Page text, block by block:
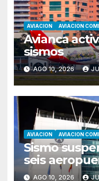
AVIACION AVIACION
Avianca
sismos
AGO 10, 2026
AVIACION AVIACION
Sismo
seis
AGO 10, 2026